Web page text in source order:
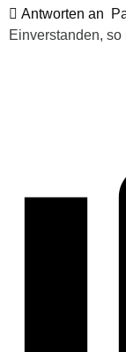
Antworten an
Einverstanden,